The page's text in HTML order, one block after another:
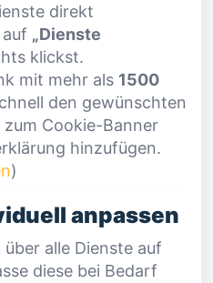
direkt
„Dienste
klickst.
mit mehr als 1500
den gewünschten
Cookie-Banner
hinzufügen.
)
anpassen
alle Dienste auf
diese bei Bedarf